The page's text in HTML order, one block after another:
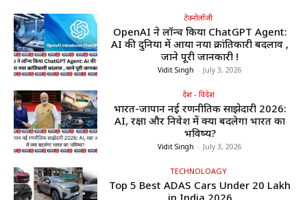
टेक्नोलॉजी
OpenAI ने लॉन्च किया ChatGPT Agent:
AI की दुनिया में आया नया क्रांतिकारी बदलाव ,
जाने पूरी जानकारी !
Vidit Singh - July 3, 2026
देश - विदेश
भारत-जापान नई रणनीतिक साझेदारी 2026:
AI, रक्षा और निवेश में क्या बदलेगा भारत का
भविष्य?
Vidit Singh - July 3, 2026
TECHNOLOAGY
Top 5 Best ADAS Cars Under ₹20 Lakh
in India 2026